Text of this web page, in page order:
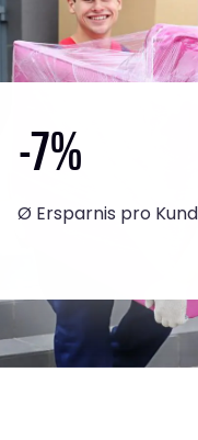
-7%
Ø Ersparnis pro